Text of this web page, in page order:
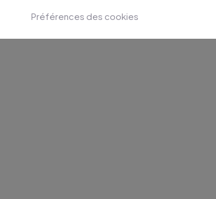
Préférences des cookies